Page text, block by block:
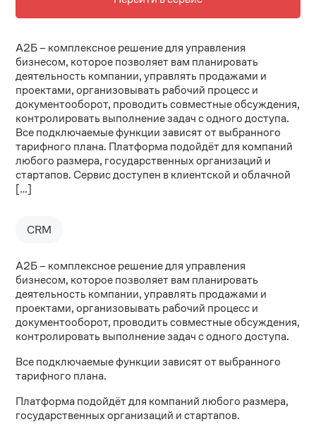
А2Б – комплексное решение для управления
бизнесом, которое позволяет вам планировать
деятельность компании, управлять продажами и
проектами, организовывать рабочий процесс и
документооборот, проводить совместные обсуждения,
контролировать выполнение задач с одного доступа.
Все подключаемые функции зависят от выбранного
тарифного плана. Платформа подойдёт для компаний
любого размера, государственных организаций и
стартапов. Сервис доступен в клиентской и облачной
[…]
CRM
А2Б – комплексное решение для управления
бизнесом, которое позволяет вам планировать
деятельность компании, управлять продажами и
проектами, организовывать рабочий процесс и
документооборот, проводить совместные обсуждения,
контролировать выполнение задач с одного доступа.
Все подключаемые функции зависят от выбранного
тарифного плана.
Платформа подойдёт для компаний любого размера,
государственных организаций и стартапов.